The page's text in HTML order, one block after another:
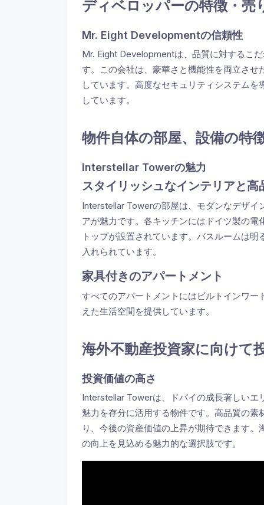
ディベロッパーの特徴・売
Mr. Eight Developmentの信頼性
Mr. Eight Developmentは、品質に対するこ
す。この会社は、豪華さと機能性を両立さ
しています。高度なセキュリティシステム
しています。
物件自体の部屋、設備の特
Interstellar Towerの魅力
スタイリッシュなインテリアと高
Interstellar Towerの部屋は、モダンなデザイ
アが魅力です。各キッチンにはドイツ製の
トップが設置されています。バスルームは
入れられています。
家具付きのアパートメント
すべてのアパートメントにはビルトインワ
えた生活空間を提供しています。
海外不動産投資家に向けて
投資価値の高さ
Interstellar Towerは、ドバイの成長著しい
魅力を存分に活用する物件です。高品質の
り、今後の資産価値の上昇が期待できます
の向上を見込める魅力的な選択肢です。